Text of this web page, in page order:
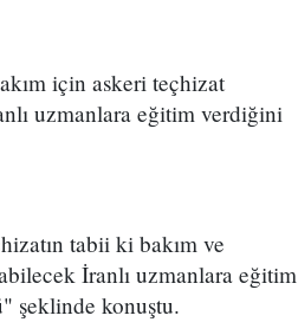
için askeri teçhizat
uzmanlara eğitim verdiğini
tabii ki bakım ve
İranlı uzmanlara eğitim
şeklinde konuştu.